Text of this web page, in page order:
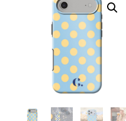
Collecties
Contact